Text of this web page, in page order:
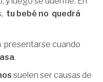
tu bebé no quedrá
presentarse cuando
.
suelen ser causas de